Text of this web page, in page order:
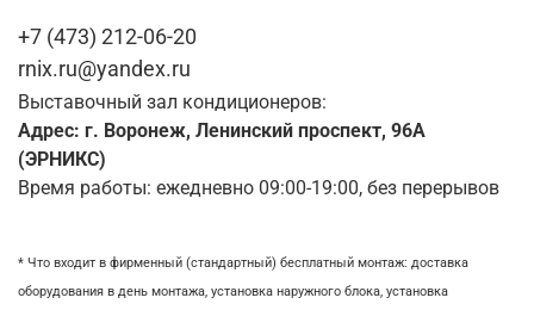
+7 (473) 212-06-20
rnix.ru@yandex.ru
Выставочный зал кондиционеров:
Адрес: г. Воронеж, Ленинский проспект, 96А
(ЭРНИКС)
Время работы: ежедневно 09:00-19:00, без перерывов
* Что входит в фирменный (стандартный) бесплатный монтаж: доставка
оборудования в день монтажа, установка наружного блока, установка